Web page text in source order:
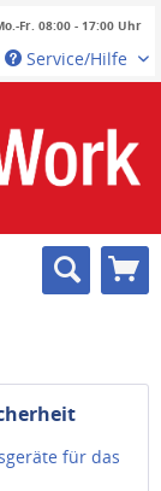
Fr. 08:00 - 17:00 Uhr
Service/Hilfe
für das